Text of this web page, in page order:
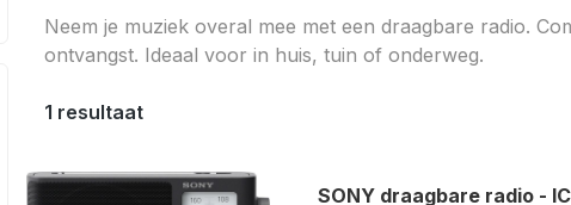
Neem je muziek overal mee met een draagbare radio.
ontvangst. Ideaal voor in huis, tuin of onderweg.
1 resultaat
SONY draagbare radio -